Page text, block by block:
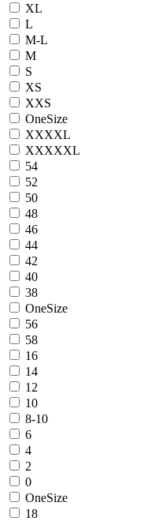
XL
L
M-L
M
S
XS
XXS
OneSize
XXXXL
XXXXXL
54
52
50
48
46
44
42
40
38
OneSize
56
58
16
14
12
10
8-10
6
4
2
0
OneSize
18